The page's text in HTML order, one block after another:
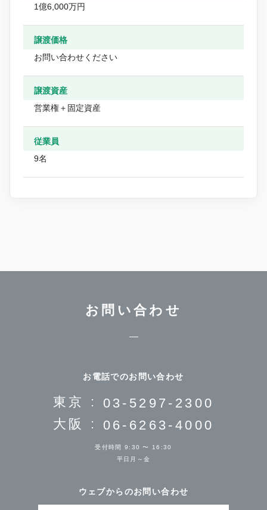
1億6,000万円
譲渡価格
お問い合わせください
譲渡資産
営業権＋固定資産
従業員
9名
お問い合わせ
お電話でのお問い合わせ
東京 : 03-5297-2300
大阪 : 06-6263-4000
受付時間 9:30 〜 16:30
平日月～金
ウェブからのお問い合わせ